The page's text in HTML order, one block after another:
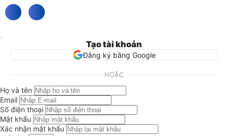
Tạo tài khoản
Đăng ký bằng Google
HOẶC
Họ và tên
Email
Số điện thoại
Mật khẩu
Xác nhận mật khẩu